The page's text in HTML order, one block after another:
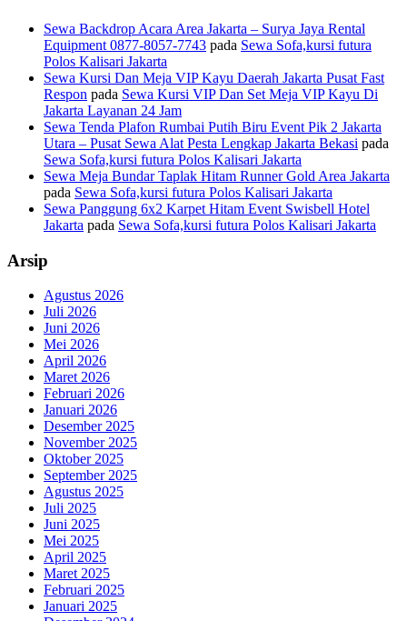
Sewa Backdrop Acara Area Jakarta – Surya Jaya Rental
Equipment 0877-8057-7743 pada Sewa Sofa,kursi futura
Polos Kalisari Jakarta
Sewa Kursi Dan Meja VIP Kayu Daerah Jakarta Pusat Fast
Respon pada Sewa Kursi VIP Dan Set Meja VIP Kayu Di
Jakarta Layanan 24 Jam
Sewa Tenda Plafon Rumbai Putih Biru Event Pik 2 Jakarta
Utara – Pusat Sewa Alat Pesta Lengkap Jakarta Bekasi pada
Sewa Sofa,kursi futura Polos Kalisari Jakarta
Sewa Meja Bundar Taplak Hitam Runner Gold Area Jakarta
pada Sewa Sofa,kursi futura Polos Kalisari Jakarta
Sewa Panggung 6x2 Karpet Hitam Event Swisbell Hotel
Jakarta pada Sewa Sofa,kursi futura Polos Kalisari Jakarta
Arsip
Agustus 2026
Juli 2026
Juni 2026
Mei 2026
April 2026
Maret 2026
Februari 2026
Januari 2026
Desember 2025
November 2025
Oktober 2025
September 2025
Agustus 2025
Juli 2025
Juni 2025
Mei 2025
April 2025
Maret 2025
Februari 2025
Januari 2025